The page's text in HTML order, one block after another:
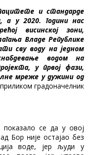
и стандарде
а у 2020. години нас
висинској зони,
Владе Републике
сву воду на једном
водом на
у првој фази,
мреже у дужини од
градоначелник
показало се да у овој
Бор није остајао без
воде, јер људи у